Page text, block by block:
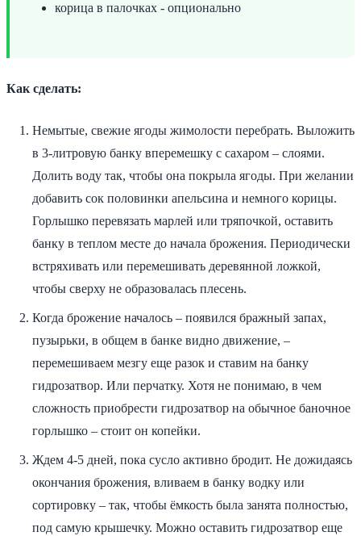
корица в палочках - опционально
Как сделать:
Немытые, свежие ягоды жимолости перебрать. Выложить
в 3-литровую банку вперемешку с сахаром – слоями.
Долить воду так, чтобы она покрыла ягоды. При желании
добавить сок половинки апельсина и немного корицы.
Горлышко перевязать марлей или тряпочкой, оставить
банку в теплом месте до начала брожения. Периодически
встряхивать или перемешивать деревянной ложкой,
чтобы сверху не образовалась плесень.
Когда брожение началось – появился бражный запах,
пузырьки, в общем в банке видно движение, –
перемешиваем мезгу еще разок и ставим на банку
гидрозатвор. Или перчатку. Хотя не понимаю, в чем
сложность приобрести гидрозатвор на обычное баночное
горлышко – стоит он копейки.
Ждем 4-5 дней, пока сусло активно бродит. Не дожидаясь
окончания брожения, вливаем в банку водку или
сортировку – так, чтобы ёмкость была занята полностью,
под самую крышечку. Можно оставить гидрозатвор еще